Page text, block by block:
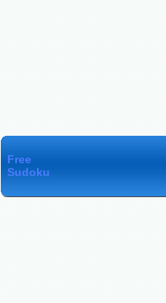
Free
Sudoku